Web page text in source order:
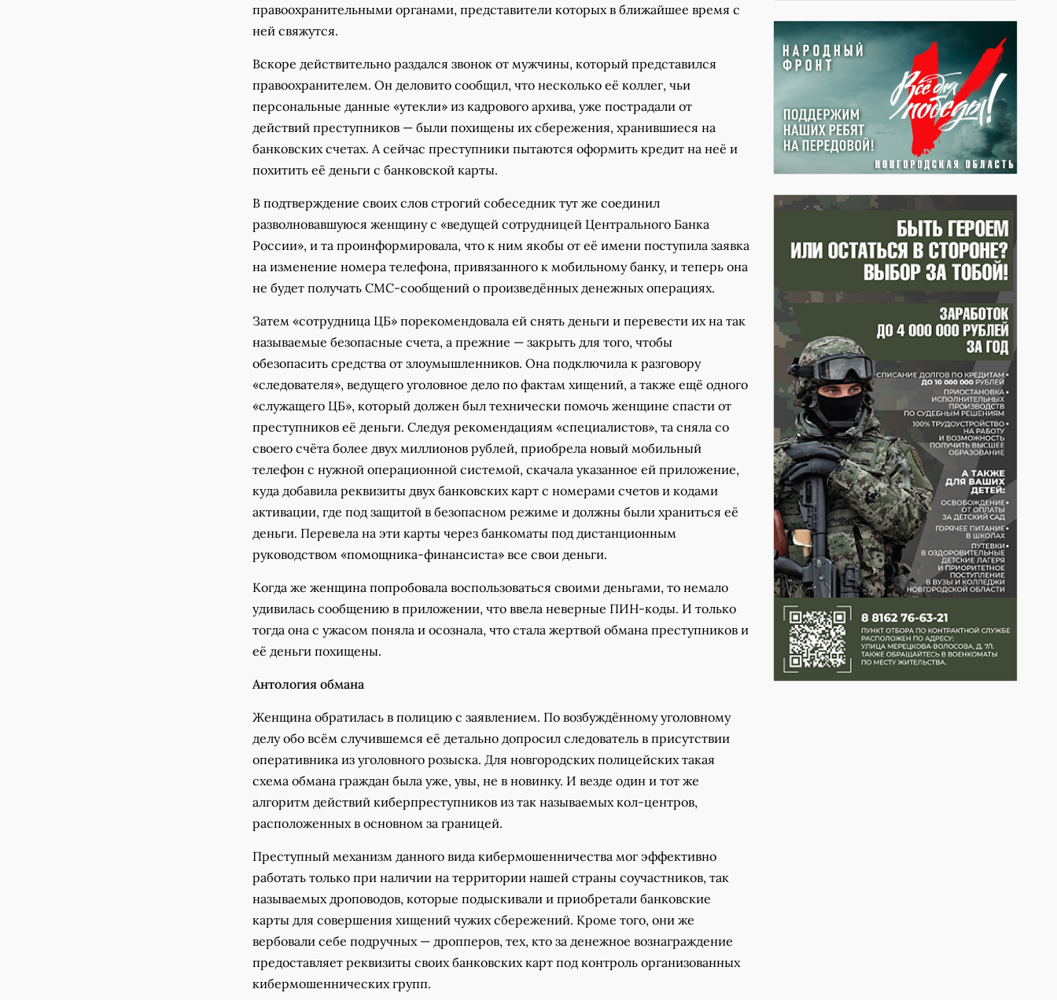
правоохранительными органами, представители которых в ближайшее время с
ней свяжутся.
Вскоре действительно раздался звонок от мужчины, который представился
правоохранителем. Он деловито сообщил, что несколько её коллег, чьи
персональные данные «утекли» из кадрового архива, уже пострадали от
действий преступников — были похищены их сбережения, хранившиеся на
банковских счетах. А сейчас преступники пытаются оформить кредит на неё и
похитить её деньги с банковской карты.
В подтверждение своих слов строгий собеседник тут же соединил
разволновавшуюся женщину с «ведущей сотрудницей Центрального Банка
России», и та проинформировала, что к ним якобы от её имени поступила заявка
на изменение номера телефона, привязанного к мобильному банку, и теперь она
не будет получать СМС-сообщений о произведённых денежных операциях.
Затем «сотрудница ЦБ» порекомендовала ей снять деньги и перевести их на так
называемые безопасные счета, а прежние — закрыть для того, чтобы
обезопасить средства от злоумышленников. Она подключила к разговору
«следователя», ведущего уголовное дело по фактам хищений, а также ещё одного
«служащего ЦБ», который должен был технически помочь женщине спасти от
преступников её деньги. Следуя рекомендациям «специалистов», та сняла со
своего счёта более двух миллионов рублей, приобрела новый мобильный
телефон с нужной операционной системой, скачала указанное ей приложение,
куда добавила реквизиты двух банковских карт с номерами счетов и кодами
активации, где под защитой в безопасном режиме и должны были храниться её
деньги. Перевела на эти карты через банкоматы под дистанционным
руководством «помощника-финансиста» все свои деньги.
Когда же женщина попробовала воспользоваться своими деньгами, то немало
удивилась сообщению в приложении, что ввела неверные ПИН-коды. И только
тогда она с ужасом поняла и осознала, что стала жертвой обмана преступников и
её деньги похищены.
Антология обмана
Женщина обратилась в полицию с заявлением. По возбуждённому уголовному
делу обо всём случившемся её детально допросил следователь в присутствии
оперативника из уголовного розыска. Для новгородских полицейских такая
схема обмана граждан была уже, увы, не в новинку. И везде один и тот же
алгоритм действий киберпреступников из так называемых кол-центров,
расположенных в основном за границей.
Преступный механизм данного вида кибермошенничества мог эффективно
работать только при наличии на территории нашей страны соучастников, так
называемых дроповодов, которые подыскивали и приобретали банковские
карты для совершения хищений чужих сбережений. Кроме того, они же
вербовали себе подручных — дропперов, тех, кто за денежное вознаграждение
предоставляет реквизиты своих банковских карт под контроль организованных
кибермошеннических групп.